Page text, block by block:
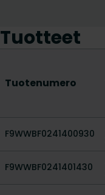
Tuotteet
Tuotenumero
F9WWBF0241400930
F9WWBF0241401430